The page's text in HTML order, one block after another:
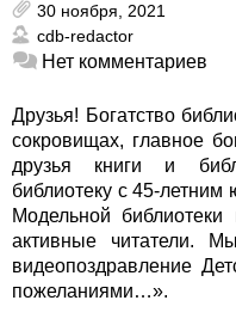
30 ноября, 2021
cdb-redactor
Нет комментариев
Друзья! Богатство
сокровищах, главное
друзья книги и
библиотеку с 45-
Модельной
активные читатели.
видеопоздравление
пожеланиями…».